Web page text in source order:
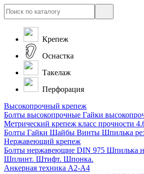
Крепеж
Оснастка
Такелаж
Перфорация
Высокопрочный крепеж
Болты высокопрочные Гайки
Метрический крепеж класс прочности
Болты Гайки Шайбы Винты Шпилька
Нержавеющий крепеж
Болты нержавеющие DIN 975 Шпилька
Шплинт. Штифт. Шпонка.
Анкерная техника А2-А4